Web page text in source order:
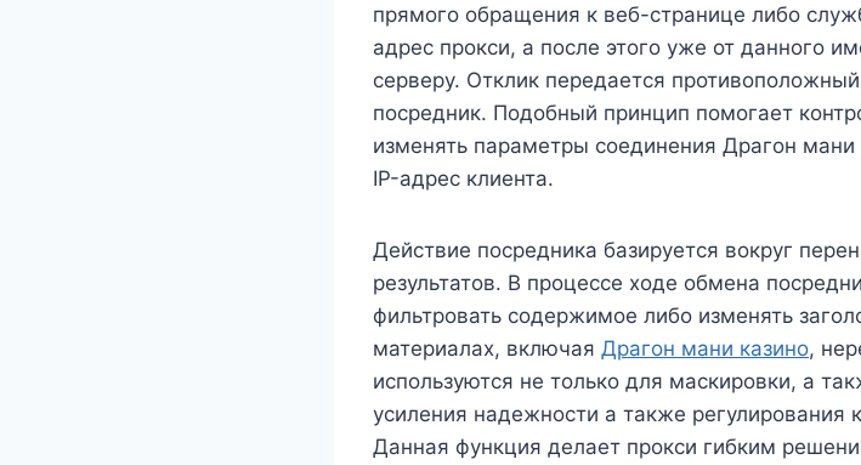
прямого обращения к веб-странице либо
адрес прокси, а после этого уже от данного
серверу. Отклик передается
посредник. Подобный принцип помогает
изменять параметры соединения Драгон
IP-адрес клиента.
Действие посредника базируется вокруг
результатов. В процессе ходе обмена
фильтровать содержимое либо изменять
материалах, включая Драгон мани казино,
используются не только для маскировки, а
усиления надежности а также регулирования
Данная функция делает прокси гибким